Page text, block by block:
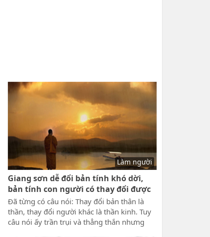
Làm người
Giang sơn dễ đổi bản tính khó dời,
bản tính con người có thay đổi được
không
Đã từng có câu nói: Thay đổi bản thân là
thần, thay đổi người khác là thần kinh. Tuy
câu nói ấy trần trụi và thẳng thắn nhưng